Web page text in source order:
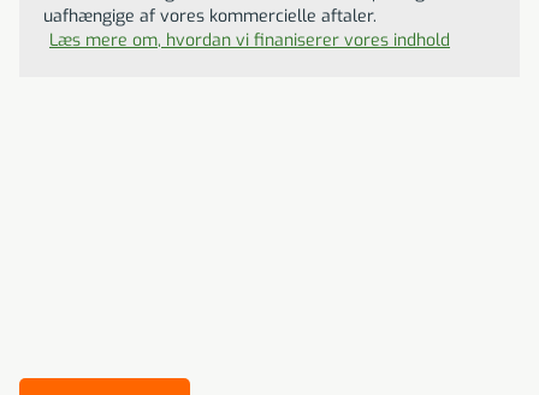
uafhængige af vores kommercielle aftaler.
Læs mere om, hvordan vi finaniserer vores indhold